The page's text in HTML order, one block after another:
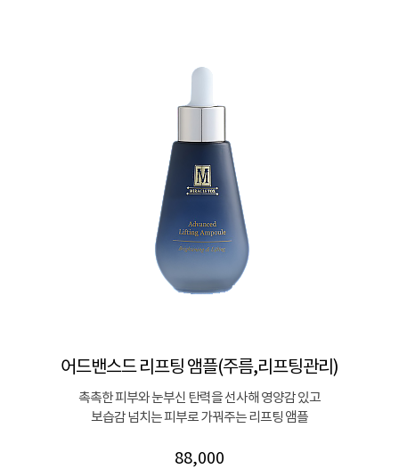
어드밴스드 리프팅 앰플(주름,리프팅관리)
촉촉한 피부와 눈부신 탄력을 선사해 영양감 있고
보습감 넘치는 피부로 가꿔주는 리프팅 앰플
88,000